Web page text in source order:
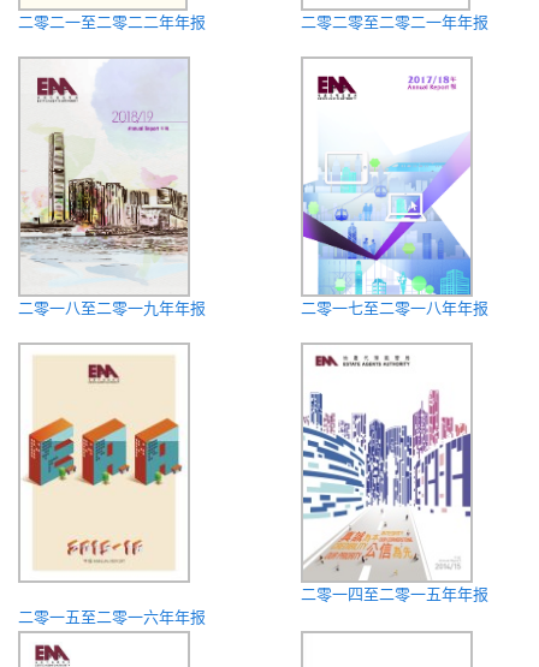
二零二一至二零二二年年报 二零二零至二零二一年年报
二零一八至二零一九年年报 二零一七至二零一八年年报
二零一四至二零一五年年报
二零一五至二零一六年年报